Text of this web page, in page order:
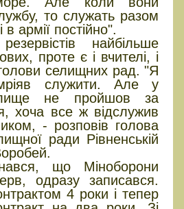
то служать разом
армії постійно".
найбільше
проте є і вчителі, і
голови селищних рад. "Я
служити. Але у
не пройшов за
хоча все ж відслужив
- розповів голова
ради Рівненській
що Міноборони
одразу записався.
4 роки і тепер